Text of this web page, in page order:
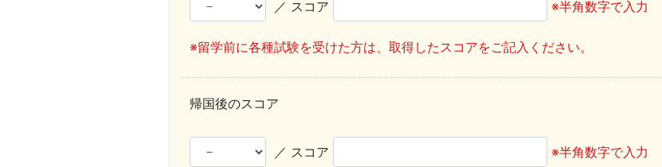
／ スコア ※半角数字で入力
※留学前に各種試験を受けた方は、取得したスコアをご記入ください。
帰国後のスコア
／ スコア ※半角数字で入力